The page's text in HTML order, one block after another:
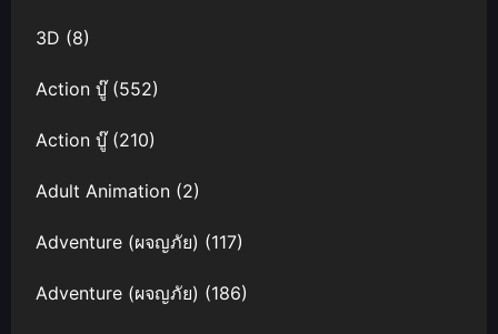
3D (8)
Action บู๊(552)
Action บู๊(210)
Adult Animation (2)
Adventure (ผจญภัย) (117)
Adventure (ผจญภัย) (186)